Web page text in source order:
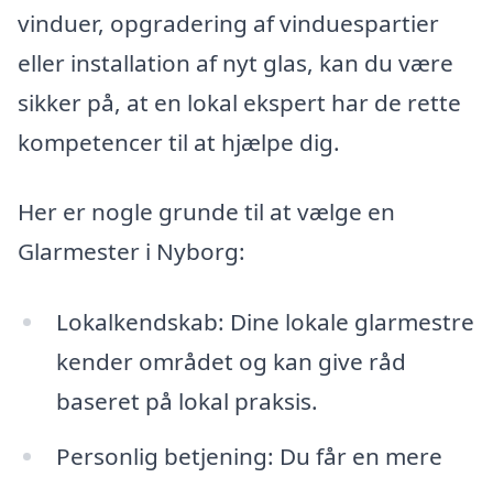
vinduer, opgradering af vinduespartier
eller installation af nyt glas, kan du være
sikker på, at en lokal ekspert har de rette
kompetencer til at hjælpe dig.
Her er nogle grunde til at vælge en
Glarmester i Nyborg:
Lokalkendskab: Dine lokale glarmestre
kender området og kan give råd
baseret på lokal praksis.
Personlig betjening: Du får en mere